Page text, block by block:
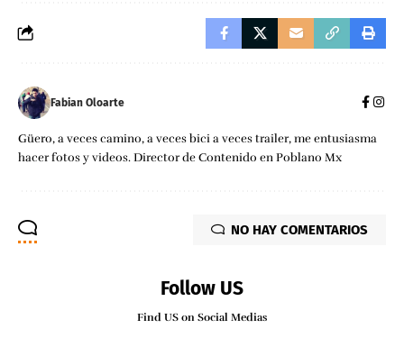
Fabian Oloarte
Güero, a veces camino, a veces bici a veces trailer, me entusiasma
hacer fotos y videos. Director de Contenido en Poblano Mx
NO HAY COMENTARIOS
Follow US
Find US on Social Medias